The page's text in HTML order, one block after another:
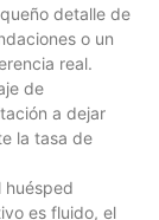
detalle de
o un
real.
de
a dejar
la tasa de
huésped
es fluido, el